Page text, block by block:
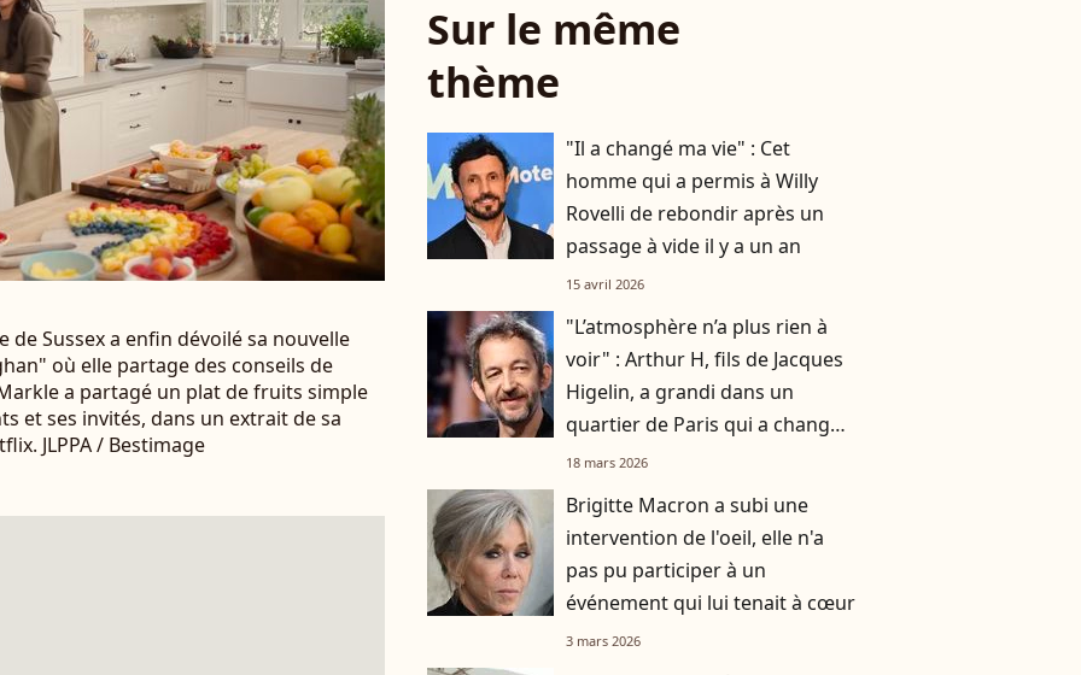
Sussex a enfin dévoilé sa nouvelle
où elle partage des conseils de
a partagé un plat de fruits simple
et ses invités, dans un extrait de sa
JLPPA / Bestimage
Sur le même
thème
"Il a changé ma vie" : Cet
homme qui a permis à Willy
Rovelli de rebondir après un
passage à vide il y a un an
15 avril 2026
"L’atmosphère n’a plus rien à
voir" : Arthur H, fils de Jacques
Higelin, a grandi dans un
quartier de Paris qui a changé
du tout au tout
18 mars 2026
Brigitte Macron a subi une
intervention de l'oeil, elle n'a
pas pu participer à un
événement qui lui tenait à cœur
3 mars 2026